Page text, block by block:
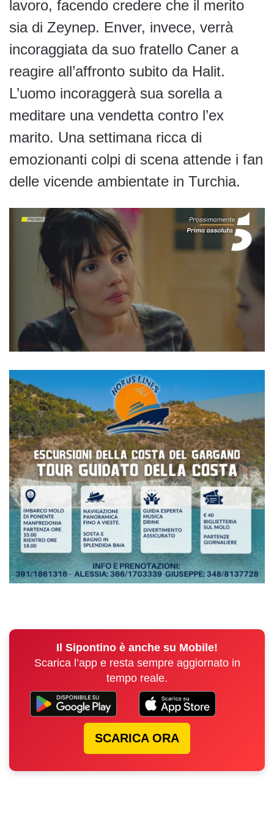
lavoro, facendo credere che il merito
sia di Zeynep. Enver, invece, verrà
incoraggiata da suo fratello Caner a
reagire all’affronto subito da Halit.
L’uomo incoraggerà sua sorella a
meditare una vendetta contro l’ex
marito. Una settimana ricca di
emozionanti colpi di scena attende i fan
delle vicende ambientate in Turchia.
Il Sipontino è anche su Mobile!
Scarica l’app e resta sempre aggiornato in
tempo reale.
SCARICA ORA